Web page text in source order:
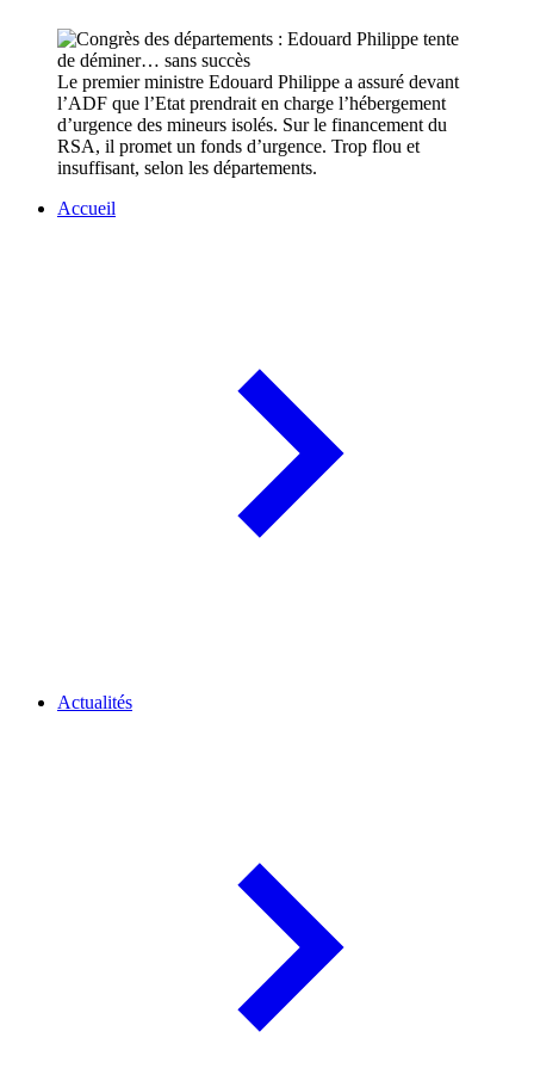
Le premier ministre Edouard Philippe a assuré devant
l’ADF que l’Etat prendrait en charge l’hébergement
d’urgence des mineurs isolés. Sur le financement du
RSA, il promet un fonds d’urgence. Trop flou et
insuffisant, selon les départements.
Accueil
Actualités